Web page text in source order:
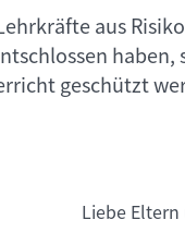
aus
geschützt
Liebe